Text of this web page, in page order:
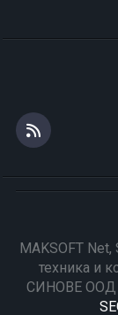
MAKSOFT
техника и
СИНОВЕ ООД |